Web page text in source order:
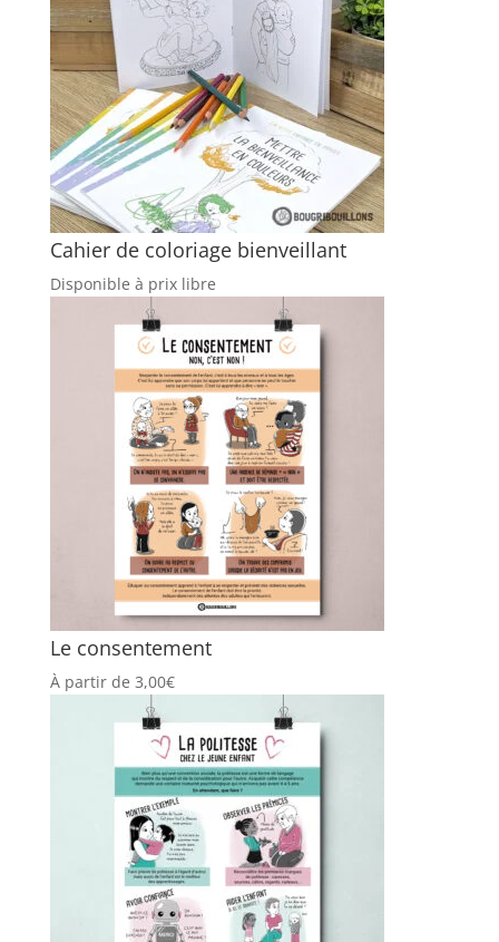
Cahier de coloriage bienveillant
Disponible à prix libre
Le consentement
À partir de 3,00€